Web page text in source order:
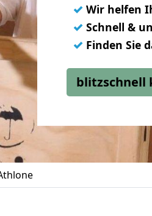
✓ Wir helfen
✓ Schnell &
✓ Finden Sie
blitzschnell